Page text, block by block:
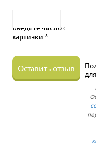
Введите число с
картинки *
Оставить отзыв